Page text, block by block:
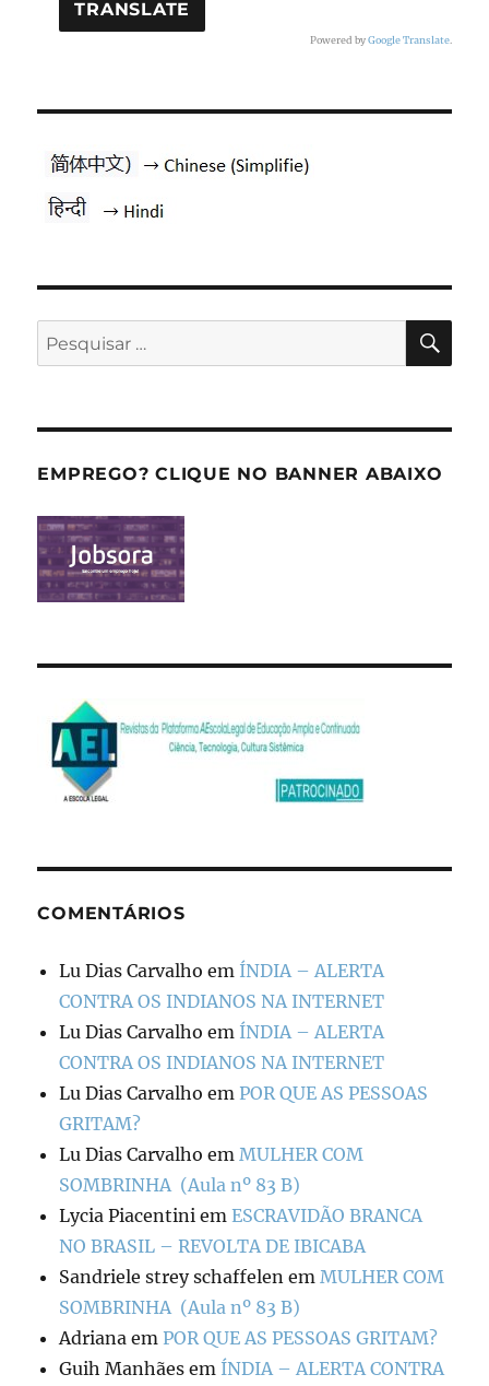
Powered byGoogle Translate.
Pesquisar
por:
EMPREGO? CLIQUE NO BANNER ABAIXO
COMENTÁRIOS
Lu Dias Carvalho em ÍNDIA – ALERTA
CONTRA OS INDIANOS NA INTERNET
Lu Dias Carvalho em ÍNDIA – ALERTA
CONTRA OS INDIANOS NA INTERNET
Lu Dias Carvalho em POR QUE AS PESSOAS
GRITAM?
Lu Dias Carvalho em MULHER COM
SOMBRINHA (Aula nº 83 B)
Lycia Piacentini emESCRAVIDÃO BRANCA
NO BRASIL – REVOLTA DE IBICABA
Sandriele strey schaffelen em MULHER COM
SOMBRINHA (Aula nº 83 B)
Adriana em POR QUE AS PESSOAS GRITAM?
Guih Manhães em ÍNDIA – ALERTA CONTRA